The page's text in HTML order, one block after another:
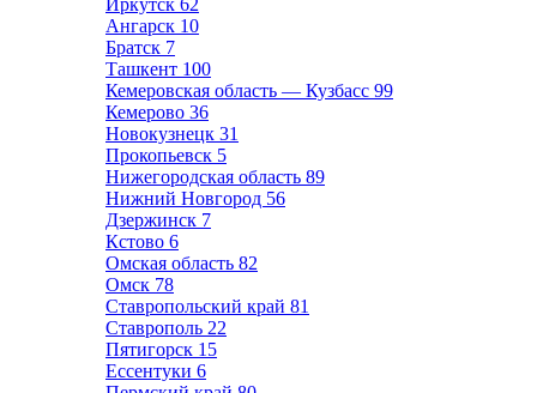
Иркутск 62
Ангарск 10
Братск 7
Ташкент 100
Кемеровская область — Кузбасс 99
Кемерово 36
Новокузнецк 31
Прокопьевск 5
Нижегородская область 89
Нижний Новгород 56
Дзержинск 7
Кстово 6
Омская область 82
Омск 78
Ставропольский край 81
Ставрополь 22
Пятигорск 15
Ессентуки 6